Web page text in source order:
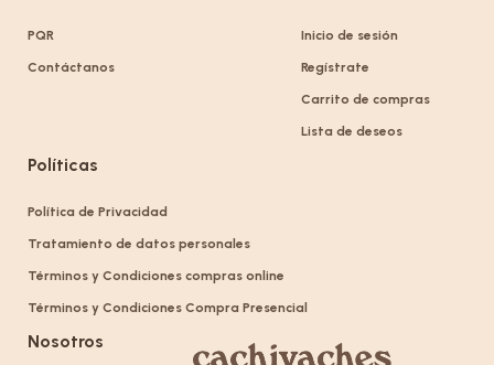
PQR
Contáctanos
Inicio de sesión
Regístrate
Carrito de compras
Lista de deseos
Políticas
Política de Privacidad
Tratamiento de datos personales
Términos y Condiciones compras online
Términos y Condiciones Compra Presencial
Nosotros